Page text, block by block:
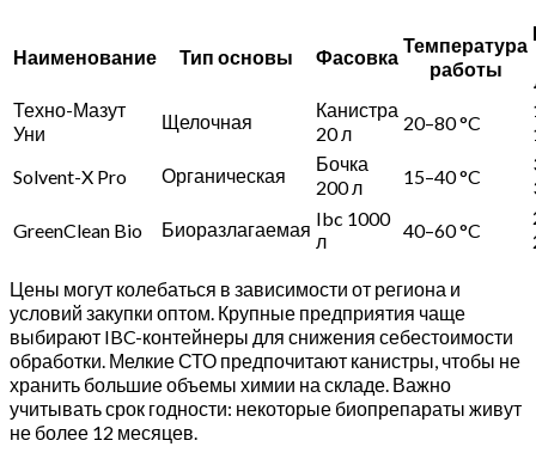
Наименование Тип основы Фасовка
Температура
работы
Техно-Мазут
Уни
Щелочная
Канистра
20 л
20–80 °C
Solvent-X Pro
Органическая
Бочка
200 л
15–40 °C
GreenClean Bio
Биоразлагаемая Ibc 1000
л
40–60 °C
Цены могут колебаться в зависимости от региона и
условий закупки оптом. Крупные предприятия чаще
выбирают IBC-контейнеры для снижения себестоимости
обработки. Мелкие СТО предпочитают канистры, чтобы не
хранить большие объемы химии на складе. Важно
учитывать срок годности: некоторые биопрепараты живут
не более 12 месяцев.